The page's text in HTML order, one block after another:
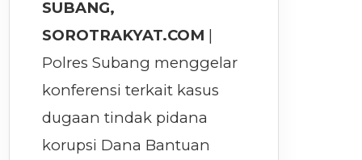
SUBANG,
SOROTRAKYAT.COM |
Polres Subang menggelar
konferensi terkait kasus
dugaan tindak pidana
korupsi Dana Bantuan